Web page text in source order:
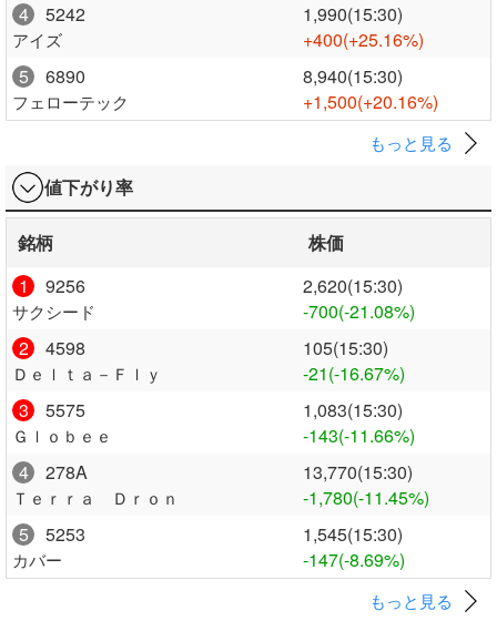
4
5242
アイズ
1,990(15:30)
+400(+25.16%)
5
6890
フェローテック
8,940(15:30)
+1,500(+20.16%)
もっと見る
値下がり率
銘柄
株価
1
9256
サクシード
2,620(15:30)
-700(-21.08%)
2
4598
Ｄｅｌｔａ－Ｆｌｙ
105(15:30)
-21(-16.67%)
3
5575
Ｇｌｏｂｅｅ
1,083(15:30)
-143(-11.66%)
4
278A
Ｔｅｒｒａ Ｄｒｏｎ
13,770(15:30)
-1,780(-11.45%)
5
5253
カバー
1,545(15:30)
-147(-8.69%)
もっと見る